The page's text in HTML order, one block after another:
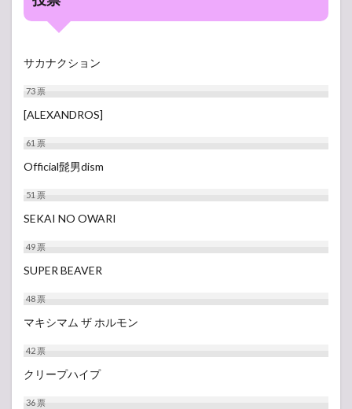
サカナクション
73票
[ALEXANDROS]
61票
Official髭男dism
51票
SEKAI NO OWARI
49票
SUPER BEAVER
48票
マキシマム ザ ホルモン
42票
クリープハイプ
36票